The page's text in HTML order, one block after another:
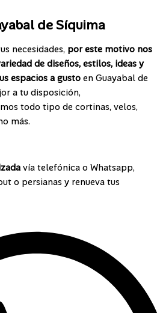
de Síquima
necesidades, por este motivo nos
de diseños, estilos, ideas y
espacios a gusto en Guayabal de
a tu disposición,
todo tipo de cortinas, velos,
más.
vía telefónica o Whatsapp,
o persianas y renueva tus